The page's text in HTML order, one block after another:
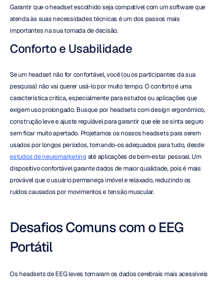
Garantir que o headset escolhido seja compatível com um software que
atenda às suas necessidades técnicas é um dos passos mais
importantes na sua tomada de decisão.
Conforto e Usabilidade
Se um headset não for confortável, você (ou os participantes da sua
pesquisa) não vai querer usá-lo por muito tempo. O conforto é uma
característica crítica, especialmente para estudos ou aplicações que
exigem uso prolongado. Busque por headsets com design ergonômico,
construção leve e ajuste regulável para garantir que ele se sinta seguro
sem ficar muito apertado. Projetamos os nossos headsets para serem
usados por longos períodos, tornando-os adequados para tudo, desde
estudos de neuromarketing até aplicações de bem-estar pessoal. Um
dispositivo confortável garante dados de maior qualidade, pois é mais
provável que o usuário permaneça imóvel e relaxado, reduzindo os
ruídos causados por movimentos e tensão muscular.
Desafios Comuns com o EEG
Portátil
Os headsets de EEG leves tornaram os dados cerebrais mais acessíveis